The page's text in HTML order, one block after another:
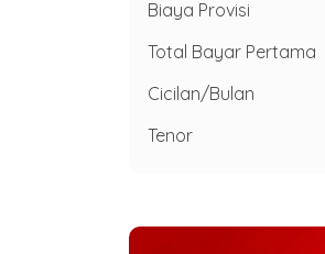
Biaya Provisi
Total Bayar Pertama
Cicilan/Bulan
Tenor